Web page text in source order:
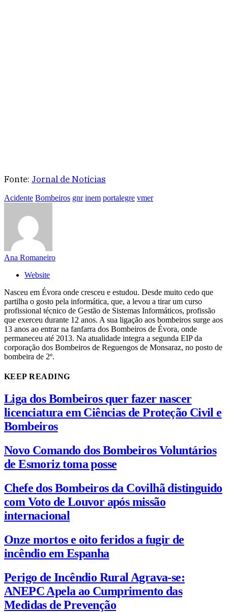
Fonte: Jornal de Notícias
Acidente Bombeiros gnr inem portalegre vmer
Ana Romaneiro
Website
Nasceu em Évora onde cresceu e estudou. Desde muito cedo que
partilha o gosto pela informática, que, a levou a tirar um curso
profissional técnico de Gestão de Sistemas Informáticos, profissão
que exerceu durante 12 anos. A sua ligação aos bombeiros surge aos
13 anos ao entrar na fanfarra dos Bombeiros de Évora, onde
permaneceu até 2013. Na atualidade integra a segunda EIP da
corporação dos Bombeiros de Reguengos de Monsaraz, no posto de
bombeira de 2º.
KEEP READING
Liga dos Bombeiros quer fazer nascer
licenciatura em Ciências de Proteção Civil e
Bombeiros
Novo Comando dos Bombeiros Voluntários
de Esmoriz toma posse
Chefe dos Bombeiros da Covilhã distinguido
com Voto de Louvor após missão
internacional
Onze mortos e oito feridos a fugir de
incêndio em Espanha
Perigo de Incêndio Rural Agrava-se:
ANEPC Apela ao Cumprimento das
Medidas de Prevenção